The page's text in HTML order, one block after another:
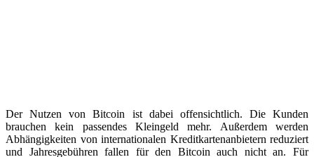
Der Nutzen von Bitcoin ist dabei offensichtlich. Die Kunden
brauchen kein passendes Kleingeld mehr. Außerdem werden
Abhängigkeiten von internationalen Kreditkartenanbietern reduziert
und Jahresgebühren fallen für den Bitcoin auch nicht an. Für